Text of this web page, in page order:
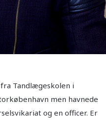
Tandlægeskolen i
men havnede
og en officer. Er